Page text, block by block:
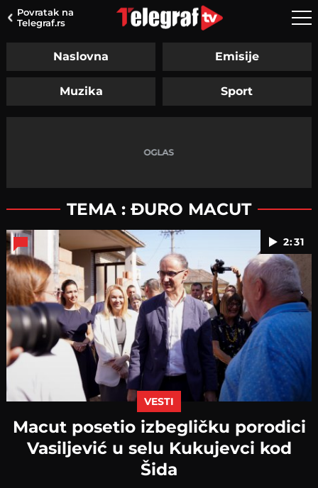
Povratak na
Telegraf.rs
Naslovna Emisije
Muzika Sport
TEMA : ĐURO MACUT
2:31
VESTI
Macut posetio izbegličku porodici
Vasiljević u selu Kukujevci kod
Šida